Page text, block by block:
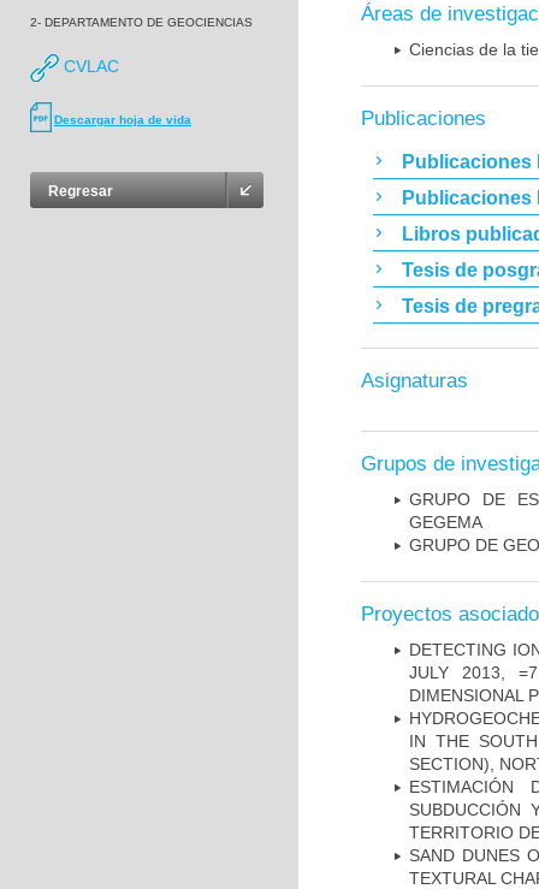
2- DEPARTAMENTO DE GEOCIENCIAS
CVLAC
Descargar hoja de vida
Regresar
Áreas de
Ciencias de la
Publicaciones
Publicaciones
Publicaciones
Libros
Tesis de
Tesis de
Asignaturas
Grupos de
GRUPO DE
GEGEMA
GRUPO DE
Proyectos
DETECTING
JULY 2013,
DIMENSIONAL
IN THE
SECTION),
ESTIMACIÓN
SUBDUCCIÓN
TERRITORIO
SAND DUNES
TEXTURAL